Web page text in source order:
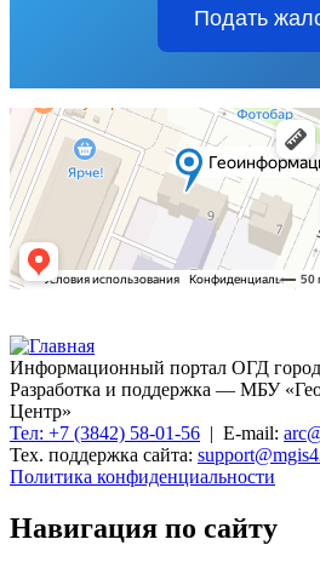
Подать
Информационный портал ОГД
Разработка и поддержка — МБУ
Центр»
Тел: +7 (3842) 58-01-56 | E-mail:
Тех. поддержка сайта:
Политика конфиденциальности
Навигация по сайту